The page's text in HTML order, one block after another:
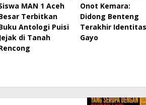
MAN 1 Aceh
Terbitkan
Antologi Puisi
Jejak di Tanah
Onot Kemara:
Didong Benteng
Terakhir Identitas
Gayo